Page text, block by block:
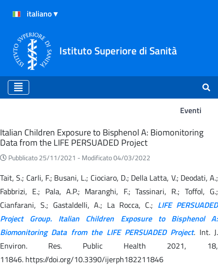
Istituto Superiore di Sanità
Eventi
Eventi
Italian Children Exposure to Bisphenol A: Biomonitoring
Data from the LIFE PERSUADED Project
Pubblicato 25/11/2021 - Modificato 04/03/2022
Tait, S.; Carli, F.; Busani, L.; Ciociaro, D.; Della Latta, V.; Deodati, A.;
Fabbrizi, E.; Pala, A.P.; Maranghi, F.; Tassinari, R.; Toffol, G.;
Cianfarani, S.; Gastaldelli, A.; La Rocca, C.; LIFE PERSUADED
Project Group. Italian Children Exposure to Bisphenol A:
Biomonitoring Data from the LIFE PERSUADED Project. Int. J.
Environ. Res. Public Health 2021, 18,
11846. https://doi.org/10.3390/ijerph182211846